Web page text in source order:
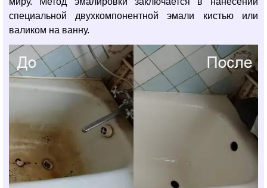
специальной двухкомпонентной эмали кистью или
валиком на ванну.